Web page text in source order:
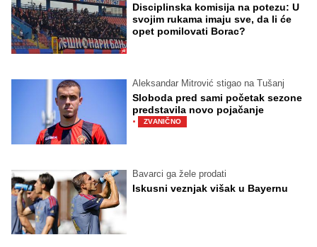
Disciplinska komisija na potezu: U
svojim rukama imaju sve, da li će
opet pomilovati Borac?
Aleksandar Mitrović stigao na Tušanj
Sloboda pred sami početak sezone
predstavila novo pojačanje
· ZVANIČNO
Bavarci ga žele prodati
Iskusni veznjak višak u Bayernu